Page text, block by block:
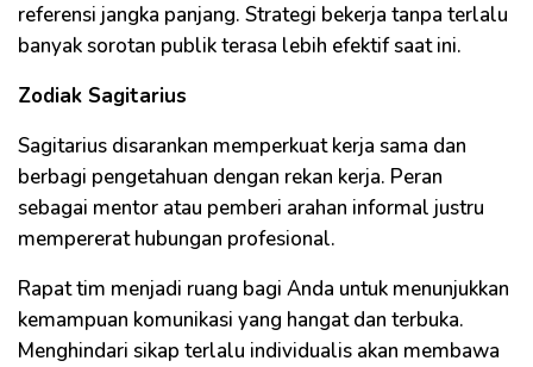
referensi jangka panjang. Strategi bekerja tanpa terlalu
banyak sorotan publik terasa lebih efektif saat ini.
Zodiak Sagitarius
Sagitarius disarankan memperkuat kerja sama dan
berbagi pengetahuan dengan rekan kerja. Peran
sebagai mentor atau pemberi arahan informal justru
mempererat hubungan profesional.
Rapat tim menjadi ruang bagi Anda untuk menunjukkan
kemampuan komunikasi yang hangat dan terbuka.
Menghindari sikap terlalu individualis akan membawa